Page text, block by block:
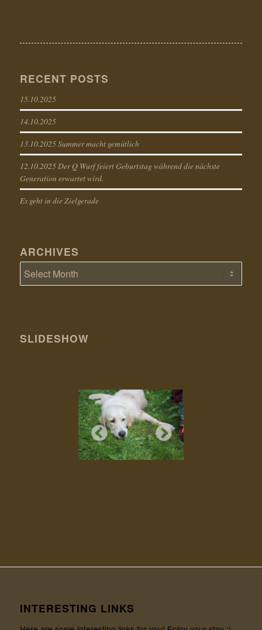
RECENT POSTS
15.10.2025
14.10.2025
13.10.2025 Summer macht gemütlich
12.10.2025 Der Q Wurf feiert Geburtstag während die nächste
Generation erwartet wird.
Es geht in die Zielgerade
ARCHIVES
SLIDESHOW
INTERESTING LINKS